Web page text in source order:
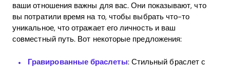
ваши отношения важны для вас. Они показывают, что
вы потратили время на то, чтобы выбрать что-то
уникальное, что отражает его личность и ваш
совместный путь. Вот некоторые предложения:
Гравированные браслеты: Стильный браслет с